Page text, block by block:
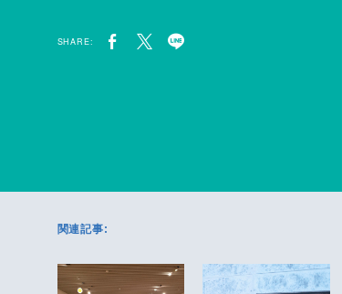
SHARE:
関連記事: